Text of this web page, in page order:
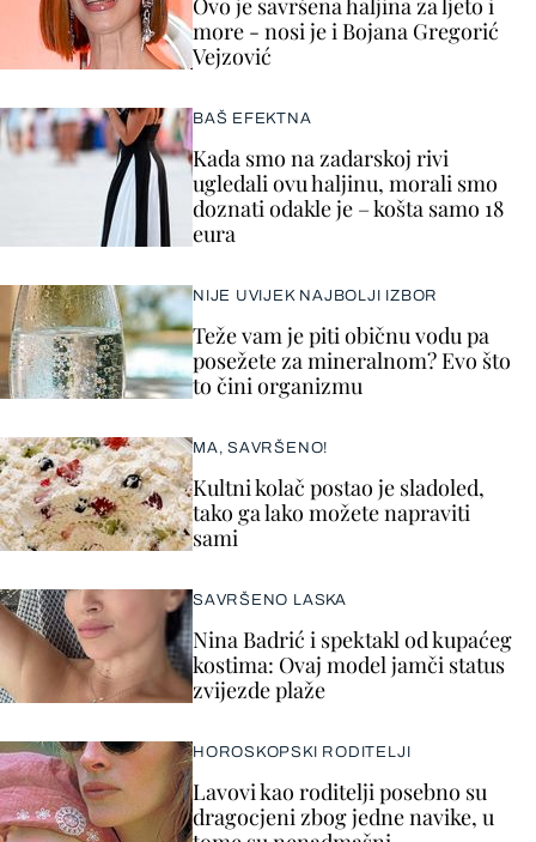
Ovo je savršena haljina za ljeto i
more - nosi je i Bojana Gregorić
Vejzović
BAŠ EFEKTNA
Kada smo na zadarskoj rivi
ugledali ovu haljinu, morali smo
doznati odakle je – košta samo 18
eura
NIJE UVIJEK NAJBOLJI IZBOR
Teže vam je piti običnu vodu pa
posežete za mineralnom? Evo što
to čini organizmu
MA, SAVRŠENO!
Kultni kolač postao je sladoled,
tako ga lako možete napraviti
sami
SAVRŠENO LASKA
Nina Badrić i spektakl od kupaćeg
kostima: Ovaj model jamči status
zvijezde plaže
HOROSKOPSKI RODITELJI
Lavovi kao roditelji posebno su
dragocjeni zbog jedne navike, u